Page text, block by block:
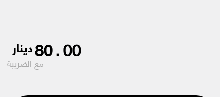
دينار80.00 مع الضريبة